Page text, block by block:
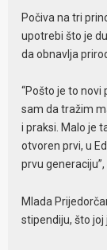
Počiva na tri
upotrebi što je
da obnavlja
“Pošto je to
sam da tražim
i praksi. Malo je
otvoren prvi, u
prvu
Mlada
stipendiju, što joj